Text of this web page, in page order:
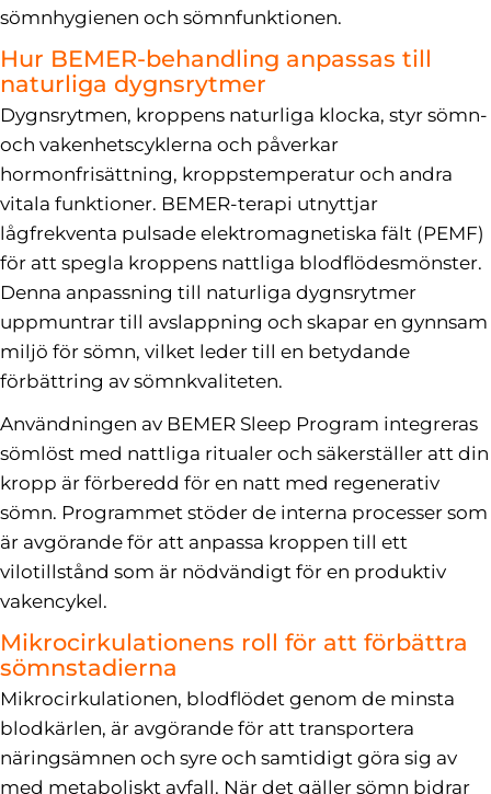
sömnhygienen och sömnfunktionen.
Hur BEMER-behandling anpassas till
naturliga dygnsrytmer
Dygnsrytmen, kroppens naturliga klocka, styr sömn-
och vakenhetscyklerna och påverkar
hormonfrisättning, kroppstemperatur och andra
vitala funktioner. BEMER-terapi utnyttjar
lågfrekventa pulsade elektromagnetiska fält (PEMF)
för att spegla kroppens nattliga blodflödesmönster.
Denna anpassning till naturliga dygnsrytmer
uppmuntrar till avslappning och skapar en gynnsam
miljö för sömn, vilket leder till en betydande
förbättring av sömnkvaliteten.
Användningen av BEMER Sleep Program integreras
sömlöst med nattliga ritualer och säkerställer att din
kropp är förberedd för en natt med regenerativ
sömn. Programmet stöder de interna processer som
är avgörande för att anpassa kroppen till ett
vilotillstånd som är nödvändigt för en produktiv
vakencykel.
Mikrocirkulationens roll för att förbättra
sömnstadierna
Mikrocirkulationen, blodflödet genom de minsta
blodkärlen, är avgörande för att transportera
näringsämnen och syre och samtidigt göra sig av
med metaboliskt avfall. När det gäller sömn bidrar